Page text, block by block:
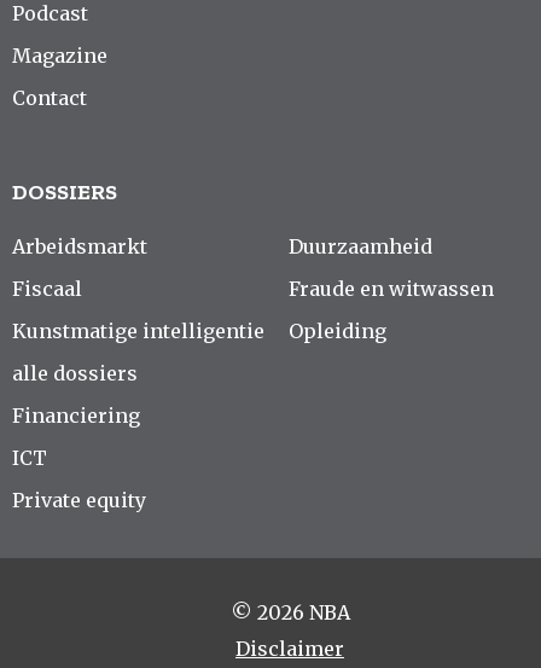
Podcast
Magazine
Contact
DOSSIERS
Arbeidsmarkt
Fiscaal
Kunstmatige intelligentie
alle dossiers
Duurzaamheid
Fraude en witwassen
Opleiding
Financiering
ICT
Private equity
© 2026 NBA
Disclaimer